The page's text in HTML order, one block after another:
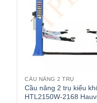
CẦU NÂNG 2 TRỤ
Cầu nâng 2 trụ kiểu
HTL2150W-2168